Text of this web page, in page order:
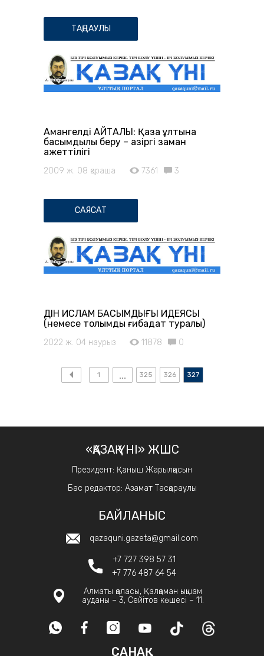
ТАҢДАУЛЫ
Амангелді АЙТАЛЫ: Қазақ ұлтына
басымдылық беру – қазіргі заман
қажеттілігі
2009 ж. 08 қараша 7361 3
САЯСАТ
ДІН ИСЛАМ БАСЫМДЫҒЫ ИДЕЯСЫ
(немесе толымды ғибадат туралы)
2022 ж. 04 наурыз 11878 0
1 325 326 327
«ҚАЗАҚ ҮНІ» ЖШС
Президент: Қаныш Жарылқасын
Бас редактор: Азамат Тасқараұлы
БАЙЛАНЫС
qazaquni.gazeta@gmail.com
+7 727 398 57 31
+7 776 487 64 54
Алматы қаласы, Қалқаман ықшам
ауданы – 3, Сейітов көшесі – 11.
САНАҚ